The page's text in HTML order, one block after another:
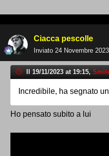
Ciacca pescolle
Inviato 24 Novembre 2023
Il 19/11/2023 at 19:15,
Incredibile, ha segnato
Ho pensato subito a lui